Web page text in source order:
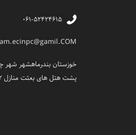
۰۶۱-۵۲۴۲۴۶۱۵
خوزستان بندرماهشهر
پشت هتل های بعثت منازل 82 واحدی بهار